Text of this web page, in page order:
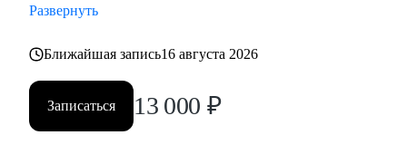
Развернуть
Ближайшая запись16 августа 2026
Записаться 13 000 ₽